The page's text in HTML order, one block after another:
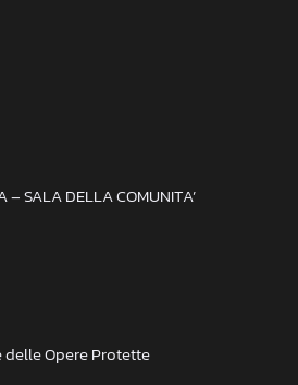
– SALA DELLA COMUNITA’
Opere Protette